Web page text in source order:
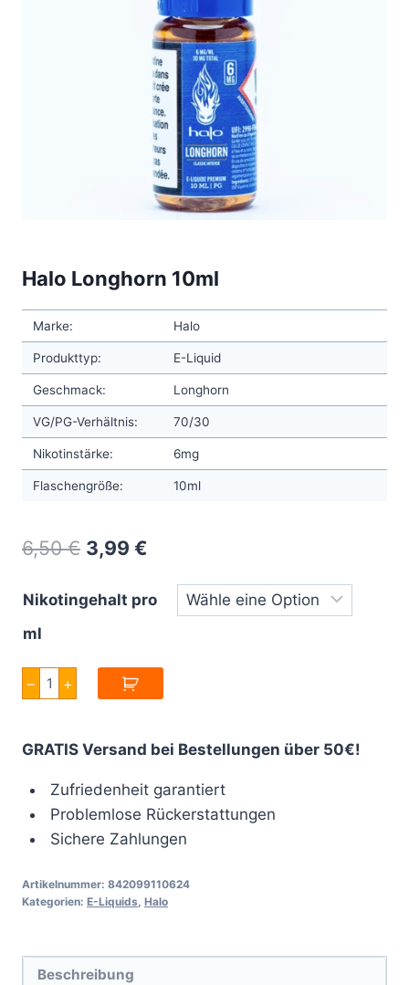
Halo Longhorn 10ml
Marke: Halo
Produkttyp: E-Liquid
Geschmack: Longhorn
VG/PG-Verhältnis: 70/30
Nikotinstärke: 6mg
Flaschengröße: 10ml
6,50€ Original
was:
3,99 €
is:
Nikotingehalt pro
ml
–
Halo
Longhorn
10ml
+
GRATIS Versand bei Bestellungen über 50€!
Zufriedenheit garantiert
Problemlose Rückerstattungen
Sichere Zahlungen
Artikelnummer: 842099110624
Kategorien: E-Liquids Halo
Beschreibung